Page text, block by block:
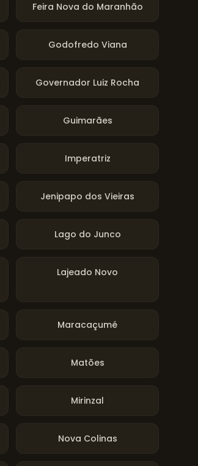
Feira Nova do Maranhão
Godofredo Viana
Governador Luiz Rocha
Guimarães
Imperatriz
Jenipapo dos Vieiras
Lago do Junco
Lajeado Novo
Maracaçumé
Matões
Mirinzal
Nova Colinas